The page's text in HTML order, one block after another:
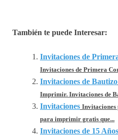
También te puede Interesar:
Invitaciones de
Invitaciones de Primera
Invitaciones de Bautizo
Imprimir. Invitaciones de
Invitaciones
para imprimir gratis que...
Invitaciones de 15 Años